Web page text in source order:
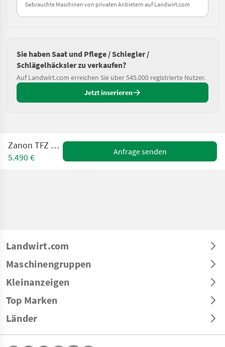
Gebrauchte Maschinen von privaten Anbietern auf Landwirt.com
Sie haben Saat und Pflege / Schlegler /
Schlägelhäcksler zu verkaufen?
Auf Landwirt.com erreichen Sie über 545.000 registrierte Nutzer.
Jetzt inserieren
Zanon TFZ Pro 2500
5.490 €
Anfrage senden
Landwirt.com
Maschinengruppen
Kleinanzeigen
Top Marken
Länder